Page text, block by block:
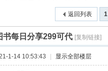
1
返回列表
书每日分享299可代 [复制链接]
1-14 10:53:43 显示全部楼层